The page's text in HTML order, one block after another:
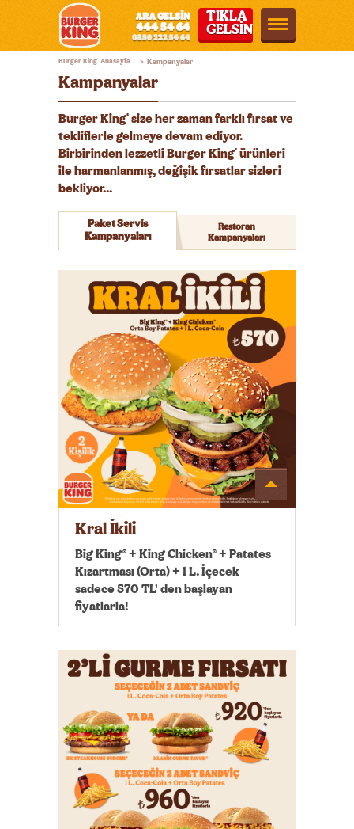
Burger
Türkiye
TIKLA
GELSİN
Burger King® Anasayfa > Kampanyalar
Kampanyalar
Burger King® size her zaman farklı fırsat ve
tekliflerle gelmeye devam ediyor.
Birbirinden lezzetli Burger King® ürünleri
ile harmanlanmış, değişik fırsatlar sizleri
bekliyor...
Paket Servis
Kampanyaları
Restoran
Kampanyaları
Detayı
Kral İkili
Big King® + King Chicken® + Patates
Kızartması (Orta) + 1 L. İçecek
sadece 570 TL' den başlayan
fiyatlarla!